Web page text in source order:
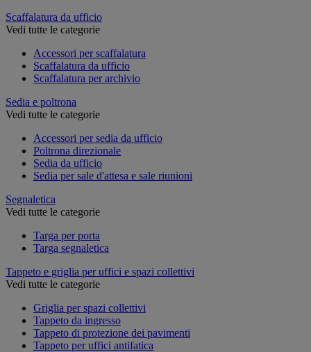
Scaffalatura da ufficio
Vedi tutte le categorie
Accessori per scaffalatura
Scaffalatura da ufficio
Scaffalatura per archivio
Sedia e poltrona
Vedi tutte le categorie
Accessori per sedia da ufficio
Poltrona direzionale
Sedia da ufficio
Sedia per sale d'attesa e sale riunioni
Segnaletica
Vedi tutte le categorie
Targa per porta
Targa segnaletica
Tappeto e griglia per uffici e spazi collettivi
Vedi tutte le categorie
Griglia per spazi collettivi
Tappeto da ingresso
Tappeto di protezione dei pavimenti
Tappeto per uffici antifatica